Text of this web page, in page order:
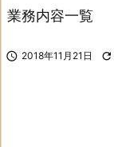
業務内容一覧
 2018年11月21日 